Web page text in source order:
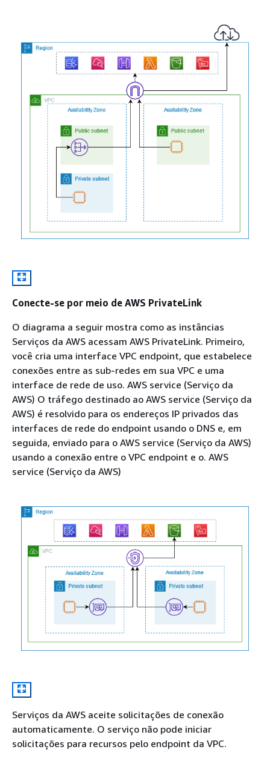
Conecte-se por meio de AWS PrivateLink
O diagrama a seguir mostra como as instâncias
Serviços da AWS acessam AWS PrivateLink. Primeiro,
você cria uma interface VPC endpoint, que estabelece
conexões entre as sub-redes em sua VPC e uma
interface de rede de uso. AWS service (Serviço da
AWS) O tráfego destinado ao AWS service (Serviço da
AWS) é resolvido para os endereços IP privados das
interfaces de rede do endpoint usando o DNS e, em
seguida, enviado para o AWS service (Serviço da AWS)
usando a conexão entre o VPC endpoint e o. AWS
service (Serviço da AWS)
Serviços da AWS aceite solicitações de conexão
automaticamente. O serviço não pode iniciar
solicitações para recursos pelo endpoint da VPC.